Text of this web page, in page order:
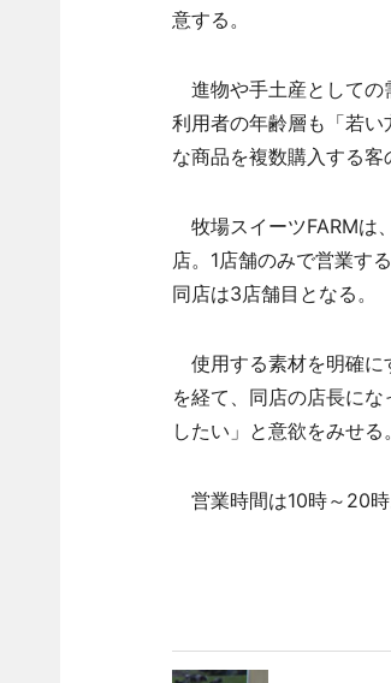
意する。
進物や手土産としての
利用者の年齢層も「若
な商品を複数購入する客
牧場スイーツFARMは
店。1店舗のみで営業す
同店は3店舗目となる。
使用する素材を明確に
を経て、同店の店長に
したい」と意欲をみせる。
営業時間は10時～20時